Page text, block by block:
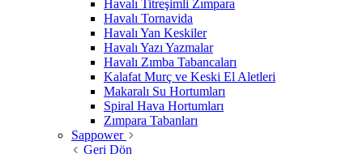
Havalı Titreşimli Zımpara
Havalı Tornavida
Havalı Yan Keskiler
Havalı Yazı Yazmalar
Havalı Zımba Tabancaları
Kalafat Murç ve Keski El Aletleri
Makaralı Su Hortumları
Spiral Hava Hortumları
Zımpara Tabanları
Sappower
Geri Dön